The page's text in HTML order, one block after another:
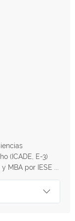
(ICADE, E-3)
MBA por IESE ...